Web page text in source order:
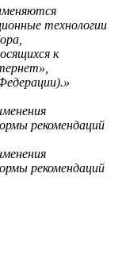
технологии
к
рекомендаций
рекомендаций